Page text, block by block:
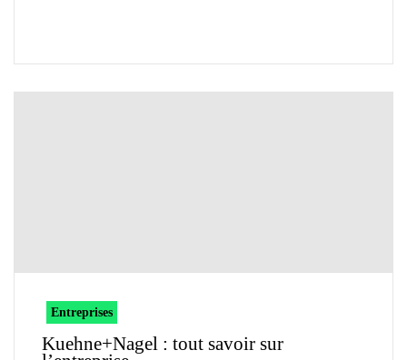
Entreprises
Kuehne+Nagel : tout savoir sur